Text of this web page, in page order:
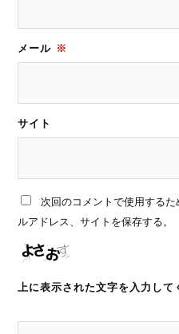
メール ※
サイト
次回のコメントで使用する
ルアドレス、サイトを保存する。
上に表示された文字を入力して